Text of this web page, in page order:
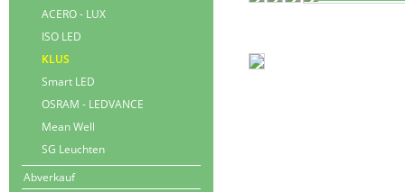
ACERO - LUX
ISO LED
KLUS
Smart LED
OSRAM - LEDVANCE
Mean Well
SG Leuchten
Abverkauf